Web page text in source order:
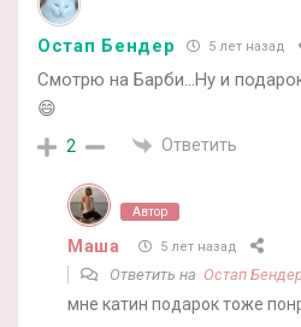
Остап Бендер 5 лет назад
Смотрю на Барби…Ну и
😄
2 Ответить
Автор
Маша 5 лет назад
Ответить на Остап
мне катин подарок тоже